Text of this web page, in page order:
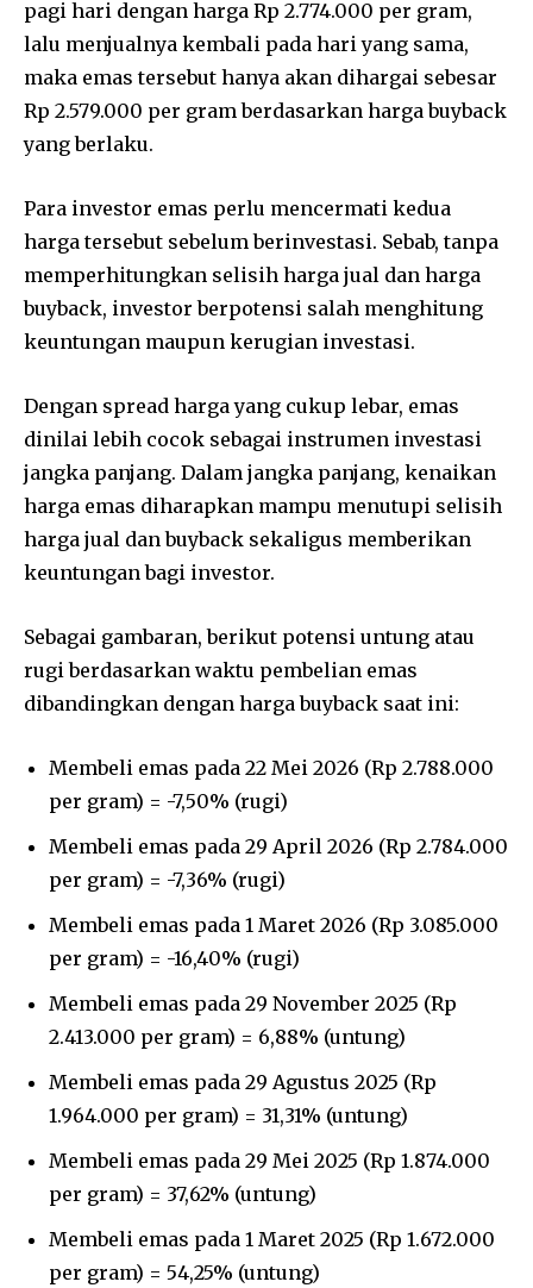
pagi hari dengan harga Rp 2.774.000 per gram,
lalu menjualnya kembali pada hari yang sama,
maka emas tersebut hanya akan dihargai sebesar
Rp 2.579.000 per gram berdasarkan harga buyback
yang berlaku.
Para investor emas perlu mencermati kedua
harga tersebut sebelum berinvestasi. Sebab, tanpa
memperhitungkan selisih harga jual dan harga
buyback, investor berpotensi salah menghitung
keuntungan maupun kerugian investasi.
Dengan spread harga yang cukup lebar, emas
dinilai lebih cocok sebagai instrumen investasi
jangka panjang. Dalam jangka panjang, kenaikan
harga emas diharapkan mampu menutupi selisih
harga jual dan buyback sekaligus memberikan
keuntungan bagi investor.
Sebagai gambaran, berikut potensi untung atau
rugi berdasarkan waktu pembelian emas
dibandingkan dengan harga buyback saat ini:
Membeli emas pada 22 Mei 2026 (Rp 2.788.000
per gram) = -7,50% (rugi)
Membeli emas pada 29 April 2026 (Rp 2.784.000
per gram) = -7,36% (rugi)
Membeli emas pada 1 Maret 2026 (Rp 3.085.000
per gram) = -16,40% (rugi)
Membeli emas pada 29 November 2025 (Rp
2.413.000 per gram) = 6,88% (untung)
Membeli emas pada 29 Agustus 2025 (Rp
1.964.000 per gram) = 31,31% (untung)
Membeli emas pada 29 Mei 2025 (Rp 1.874.000
per gram) = 37,62% (untung)
Membeli emas pada 1 Maret 2025 (Rp 1.672.000
per gram) = 54,25% (untung)